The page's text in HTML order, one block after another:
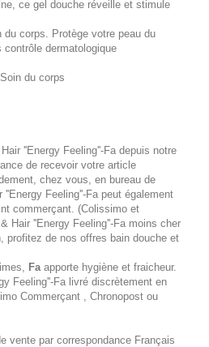
ce gel douche réveille et stimule
du corps. Protège votre peau du
dermatologique
du corps
''Energy Feeling''-Fa depuis notre
de recevoir votre article
chez vous, en bureau de
Feeling''-Fa peut également
commerçant. (Colissimo et
Hair ''Energy Feeling''-Fa moins cher
profitez de nos offres bain douche et
Faapporte hygiène et fraicheur.
Feeling''-Fa livré discrètement en
Commerçant , Chronopost ou
vente par correspondance Français